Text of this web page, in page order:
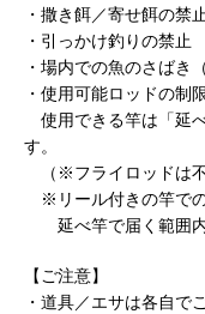
・撒き餌／寄せ餌の禁
・引っかけ釣りの禁止
・場内での魚のさばき
・使用可能ロッドの制
使用できる竿は「延
す。
（※フライロッドは不
※リール付きの竿での
延べ竿で届く範囲内
【ご注意】
・道具／エサは各自で